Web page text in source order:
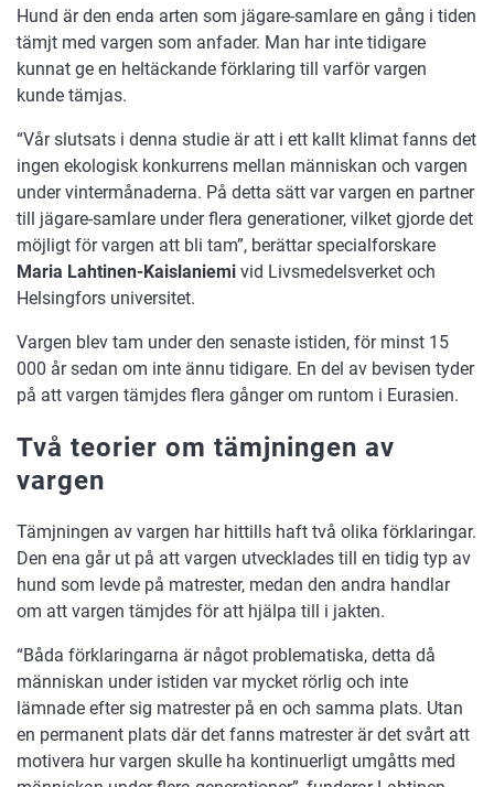
Hund är den enda arten som jägare-samlare en gång i tiden
tämjt med vargen som anfader. Man har inte tidigare
kunnat ge en heltäckande förklaring till varför vargen
kunde tämjas.
“Vår slutsats i denna studie är att i ett kallt klimat fanns det
ingen ekologisk konkurrens mellan människan och vargen
under vintermånaderna. På detta sätt var vargen en partner
till jägare-samlare under flera generationer, vilket gjorde det
möjligt för vargen att bli tam”, berättar specialforskare
Maria Lahtinen-Kaislaniemi vid Livsmedelsverket och
Helsingfors universitet.
Vargen blev tam under den senaste istiden, för minst 15
000 år sedan om inte ännu tidigare. En del av bevisen tyder
på att vargen tämjdes flera gånger om runtom i Eurasien.
Två teorier om tämjningen av
vargen
Tämjningen av vargen har hittills haft två olika förklaringar.
Den ena går ut på att vargen utvecklades till en tidig typ av
hund som levde på matrester, medan den andra handlar
om att vargen tämjdes för att hjälpa till i jakten.
“Båda förklaringarna är något problematiska, detta då
människan under istiden var mycket rörlig och inte
lämnade efter sig matrester på en och samma plats. Utan
en permanent plats där det fanns matrester är det svårt att
motivera hur vargen skulle ha kontinuerligt umgåtts med